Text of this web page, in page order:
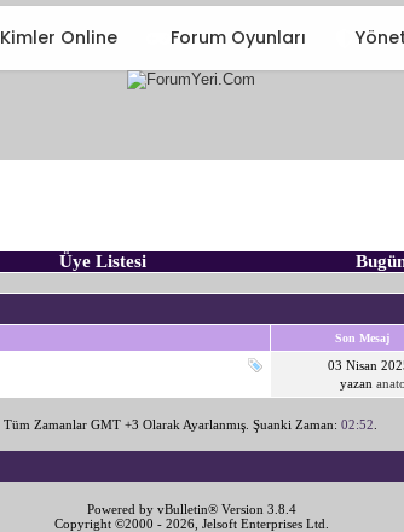
Kimler Online Forum Oyunları
Üye Listesi
Son Mesaj
03 Nisan
yazan
Tüm Zamanlar GMT +3 Olarak Ayarlanmış. Şuanki Zaman:02:52
Powered by vBulletin® Version 3.8.4
Copyright ©2000 - 2026, Jelsoft Enterprises Ltd.